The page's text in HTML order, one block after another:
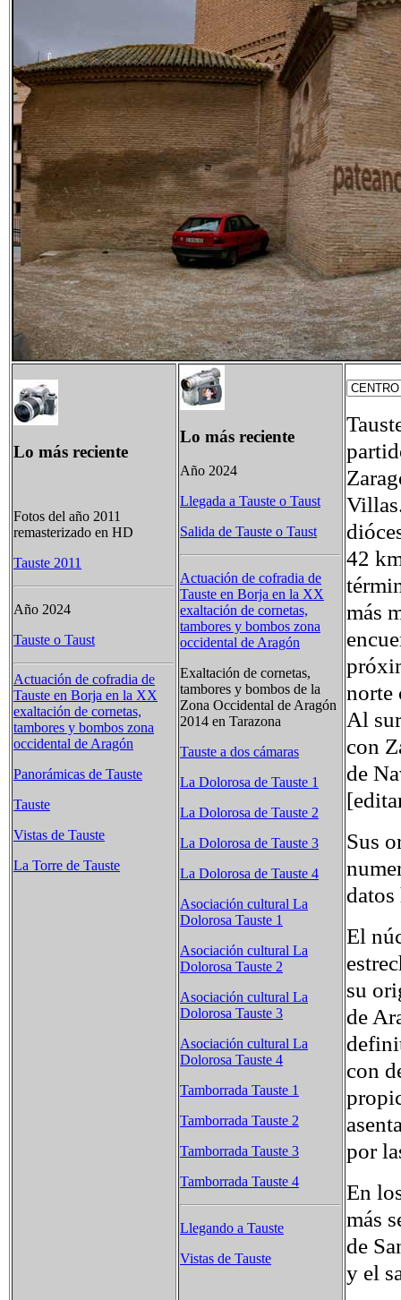
Lo más reciente
Fotos del año 2011
remasterizado en HD
Tauste 2011
Año 2024
Tauste o Taust
Actuación de cofradia de
Tauste en Borja en la XX
exaltación de cornetas,
tambores y bombos zona
occidental de Aragón
Panorámicas de Tauste
Tauste
Vistas de Tauste
La Torre de Tauste
Lo más reciente
Año 2024
Llegada a Tauste o Taust
Salida de Tauste o Taust
Actuación de cofradia de
Tauste en Borja en la XX
exaltación de cornetas,
tambores y bombos zona
occidental de Aragón
Exaltación de cornetas,
tambores y bombos de la
Zona Occidental de Aragón
2014 en Tarazona
Tauste a dos cámaras
La Dolorosa de Tauste 1
La Dolorosa de Tauste 2
La Dolorosa de Tauste 3
La Dolorosa de Tauste 4
Asociación cultural La
Dolorosa Tauste 1
Asociación cultural La
Dolorosa Tauste 2
Asociación cultural La
Dolorosa Tauste 3
Asociación cultural La
Dolorosa Tauste 4
Tamborrada Tauste 1
Tamborrada Tauste 2
Tamborrada Tauste 3
Tamborrada Tauste 4
Llegando a Tauste
Vistas de Tauste
42
más
norte
Al
con
de
Sus
El
su
de
con
por
En
más
de
y el